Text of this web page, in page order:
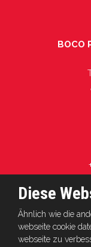
BOCO
Diese
Ähnlich wie die
webseite cookie
webseite zu